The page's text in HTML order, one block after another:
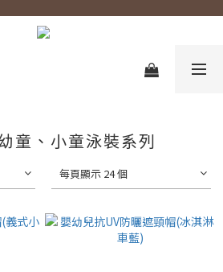
童、小童泳裝系列
每頁顯示 24 個